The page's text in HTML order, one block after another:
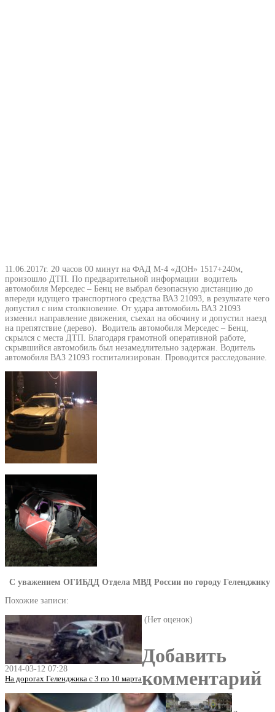
11.06.2017г. 20 часов 00 минут на ФАД М-4 «ДОН» 1517+240м,
произошло ДТП. По предварительной информации водитель
автомобиля Мерседес – Бенц не выбрал безопасную дистанцию до
впереди идущего транспортного средства ВАЗ 21093, в результате чего
допустил с ним столкновение. От удара автомобиль ВАЗ 21093
изменил направление движения, съехал на обочину и допустил наезд
на препятствие (дерево). Водитель автомобиля Мерседес – Бенц,
скрылся с места ДТП. Благодаря грамотной оперативной работе,
скрывшийся автомобиль был незамедлительно задержан. Водитель
автомобиля ВАЗ 21093 госпитализирован. Проводится расследование.
С уважением ОГИБДД Отдела МВД России по городу Геленджику
Похожие записи:
2014-03-12 07:28
На дорогах Геленджика с 3 по 10 марта
(Нет оценок)
Добавить
комментарий